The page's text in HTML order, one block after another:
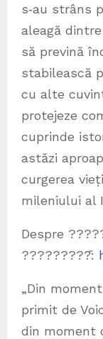
s‑au strâns
aleagă
să prevină
stabilească
cu alte
protejeze
cuprinde
astăzi
curgerea
mileniului al
Despre
?????????̆:
„Din
primit de
din moment